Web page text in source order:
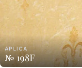
APLICA
№ 198F